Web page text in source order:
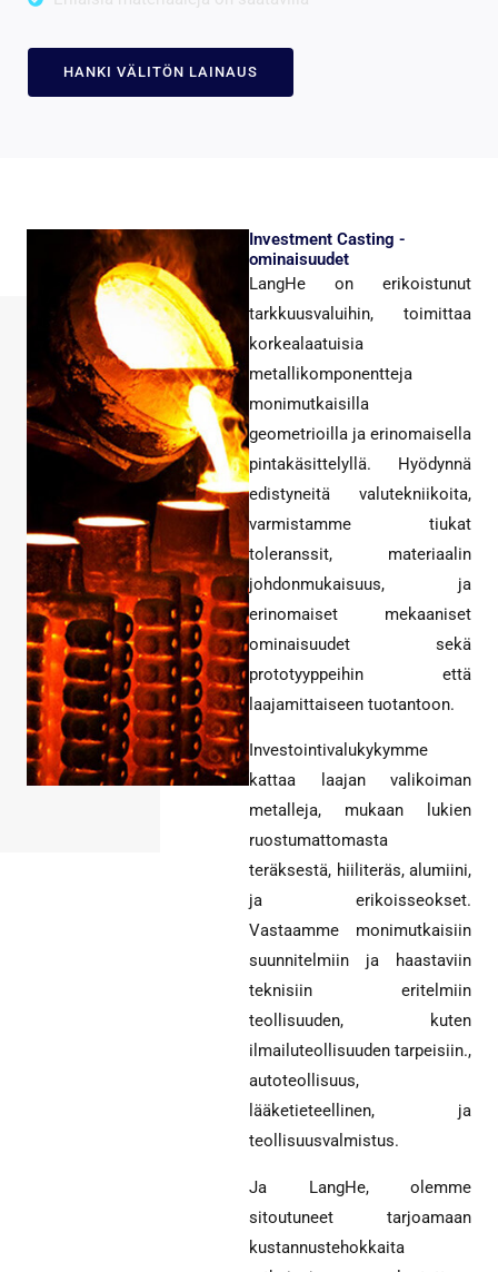
HANKI VÄLITÖN LAINAUS
Investment Casting -
ominaisuudet
LangHe on erikoistunut
tarkkuusvaluihin, toimittaa
korkealaatuisia
metallikomponentteja
monimutkaisilla
geometrioilla ja erinomaisella
pintakäsittelyllä. Hyödynnä
edistyneitä valutekniikoita,
varmistamme tiukat
toleranssit, materiaalin
johdonmukaisuus, ja
erinomaiset mekaaniset
ominaisuudet sekä
prototyyppeihin että
laajamittaiseen tuotantoon.
Investointivalukykymme
kattaa laajan valikoiman
metalleja, mukaan lukien
ruostumattomasta
teräksestä, hiiliteräs, alumiini,
ja erikoisseokset.
Vastaamme monimutkaisiin
suunnitelmiin ja haastaviin
teknisiin eritelmiin
teollisuuden, kuten
ilmailuteollisuuden tarpeisiin.,
autoteollisuus,
lääketieteellinen, ja
teollisuusvalmistus.
Ja LangHe, olemme
sitoutuneet tarjoamaan
kustannustehokkaita